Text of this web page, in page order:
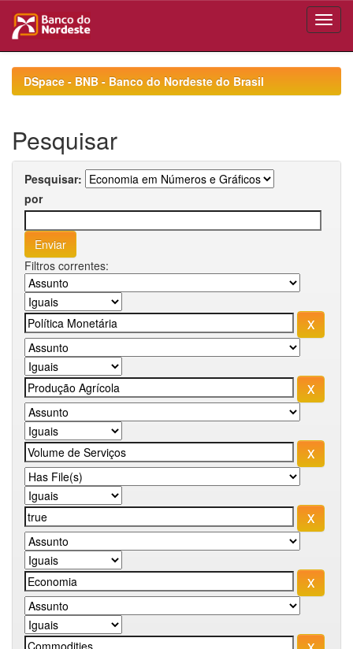
navigationDSpace - BNB - Banco do Nordeste do Brasil
Pesquisar
Pesquisar:
por
Filtros correntes: